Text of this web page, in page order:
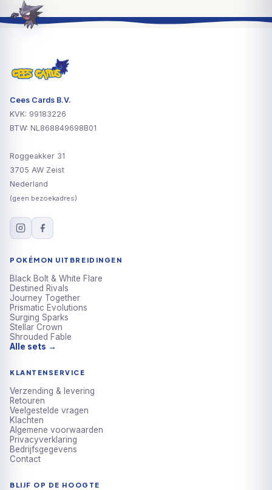
Cees Cards B.V.
KVK: 99183226
BTW: NL868849698B01
Roggeakker 31
3705 AW Zeist
Nederland
(geen bezoekadres)
POKÉMON UITBREIDINGEN
Black Bolt & White Flare
Destined Rivals
Journey Together
Prismatic Evolutions
Surging Sparks
Stellar Crown
Shrouded Fable
Alle sets →
KLANTENSERVICE
Verzending & levering
Retouren
Veelgestelde vragen
Klachten
Algemene voorwaarden
Privacyverklaring
Bedrijfsgegevens
Contact
BLIJF OP DE HOOGTE